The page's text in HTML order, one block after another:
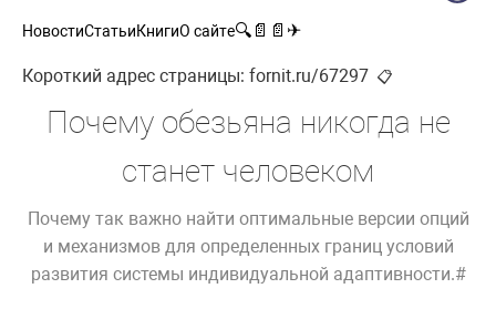
НовостиСтатьиКнигиО сайте🔍 📄 📄 ✈
Короткий адрес страницы: fornit.ru/67297 📋
Почему обезьяна никогда не
станет человеком
Почему так важно найти оптимальные версии опций
и механизмов для определенных границ условий
развития системы индивидуальной адаптивности.#